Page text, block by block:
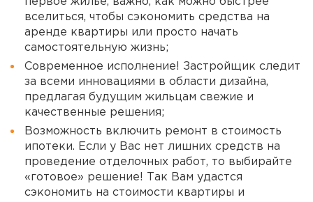
вселиться, чтобы сэкономить средства на
аренде квартиры или просто начать
самостоятельную жизнь;
Современное исполнение! Застройщик следит
за всеми инновациями в области дизайна,
предлагая будущим жильцам свежие и
качественные решения;
Возможность включить ремонт в стоимость
ипотеки. Если у Вас нет лишних средств на
проведение отделочных работ, то выбирайте
«готовое» решение! Так Вам удастся
сэкономить на стоимости квартиры и